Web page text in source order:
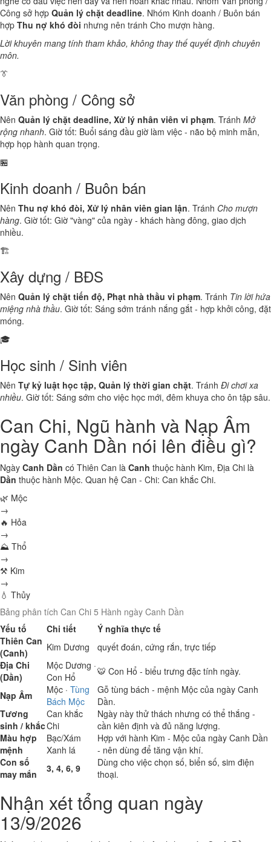
Công sở hợp Quản lý chặt deadline. Nhóm Kinh doanh / Buôn bán
hợp Thu nợ khó đòi nhưng nên tránh Cho mượn hàng.
Lời khuyên mang tính tham khảo, không thay thế quyết định chuyên
môn.
👔
Văn phòng / Công sở
Nên Quản lý chặt deadline, Xử lý nhân viên vi phạm. Tránh Mở
rộng nhanh. Giờ tốt: Buổi sáng đầu giờ làm việc - não bộ minh mẫn,
hợp họp hành quan trọng.
🏪
Kinh doanh / Buôn bán
Nên Thu nợ khó đòi, Xử lý nhân viên gian lận. Tránh Cho mượn
hàng. Giờ tốt: Giờ "vàng" của ngày - khách hàng đông, giao dịch
nhiều.
🏗️
Xây dựng / BĐS
Nên Quản lý chặt tiến độ, Phạt nhà thầu vi phạm. Tránh Tin lời hứa
miệng nhà thầu. Giờ tốt: Sáng sớm tránh nắng gắt - hợp khởi công, đặt
móng.
🎓
Học sinh / Sinh viên
Nên Tự kỷ luật học tập, Quản lý thời gian chặt. Tránh Đi chơi xa
nhiều. Giờ tốt: Sáng sớm cho việc học mới, đêm khuya cho ôn tập sâu.
Can Chi, Ngũ hành và Nạp Âm
ngày Canh Dần nói lên điều gì?
Ngày Canh Dần có Thiên Can là Canh thuộc hành Kim, Địa Chi là
Dần thuộc hành Mộc. Quan hệ Can - Chi: Can khắc Chi.
🌿 Mộc
→
🔥 Hỏa
→
⛰ Thổ
→
⚒ Kim
→
💧 Thủy
Bảng phân tích Can Chi 5 Hành ngày Canh Dần
Yếu tố
Chi tiết
Ý nghĩa thực tế
Thiên Can
(Canh)
Kim Dương
quyết đoán, cứng rắn, trực tiếp
Địa Chi
(Dần)
Mộc Dương ·
Con Hổ
🐯 Con Hổ - biểu trưng đặc tính ngày.
Nạp Âm
Mộc · Tùng
Bách Mộc
Gỗ tùng bách - mệnh Mộc của ngày Canh
Dần.
Tương
sinh / khắc
Can khắc
Chi
Ngày này thử thách nhưng có thể thắng -
cần kiên định và đủ năng lượng.
Màu hợp
mệnh
Bạc/Xám
Xanh lá
Hợp với hành Kim - Mộc của ngày Canh Dần
- nên dùng để tăng vận khí.
Con số
may mắn
3, 4, 6, 9
Dùng cho việc chọn số, biển số, sim điện
thoại.
Nhận xét tổng quan ngày
13/9/2026